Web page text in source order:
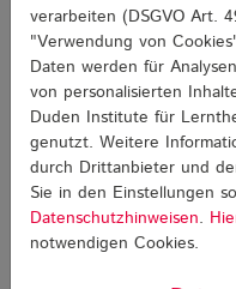
Rechenschwäche
27.02.2017
Bruchrechnen
Das Verständnis
verarbeiten (DSGVO Art.
"Verwendung von
Daten werden für
von personalisierten
Duden Institute für
genutzt. Weitere
durch Drittanbieter und
Sie in den Einstellungen
Datenschutzhinweisen.
notwendigen Cookies.